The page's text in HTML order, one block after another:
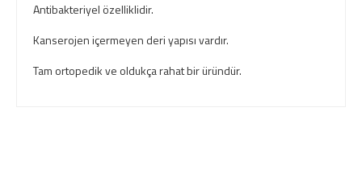
Antibakteriyel özelliklidir.
Kanserojen içermeyen deri yapısı vardır.
Tam ortopedik ve oldukça rahat bir üründür.